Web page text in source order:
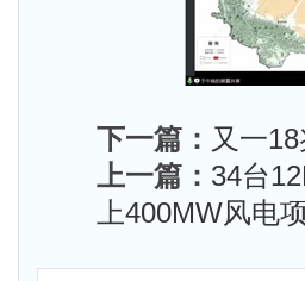
下一篇： 又一
上一篇： 34台
上400MW风电